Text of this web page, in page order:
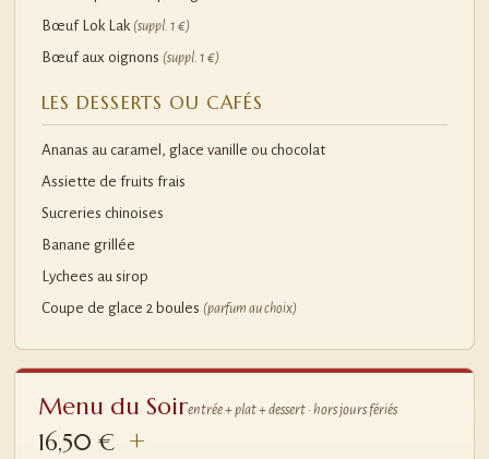
Bœuf Lok Lak (suppl. 1 €)
Bœuf aux oignons (suppl. 1 €)
LES DESSERTS OU CAFÉS
Ananas au caramel, glace vanille ou chocolat
Assiette de fruits frais
Sucreries chinoises
Banane grillée
Lychees au sirop
Coupe de glace 2 boules (parfum au choix)
Menu du Soirentrée + plat + dessert · hors jours fériés
16,50 €